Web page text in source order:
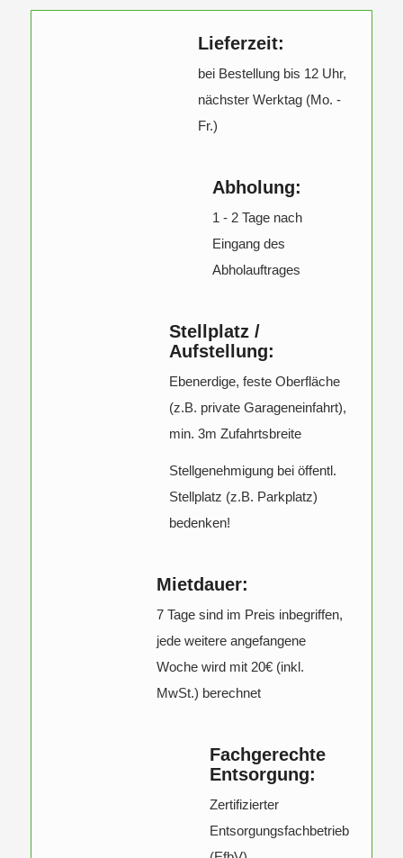
Lieferzeit:
bei Bestellung bis 12 Uhr,
nächster Werktag (Mo. -
Fr.)
Abholung:
1 - 2 Tage nach
Eingang des
Abholauftrages
Stellplatz /
Aufstellung:
Ebenerdige, feste Oberfläche
(z.B. private Garageneinfahrt),
min. 3m Zufahrtsbreite
Stellgenehmigung bei öffentl.
Stellplatz (z.B. Parkplatz)
bedenken!
Mietdauer:
7 Tage sind im Preis inbegriffen,
jede weitere angefangene
Woche wird mit 20€ (inkl.
MwSt.) berechnet
Fachgerechte
Entsorgung:
Zertifizierter
Entsorgungsfachbetrieb